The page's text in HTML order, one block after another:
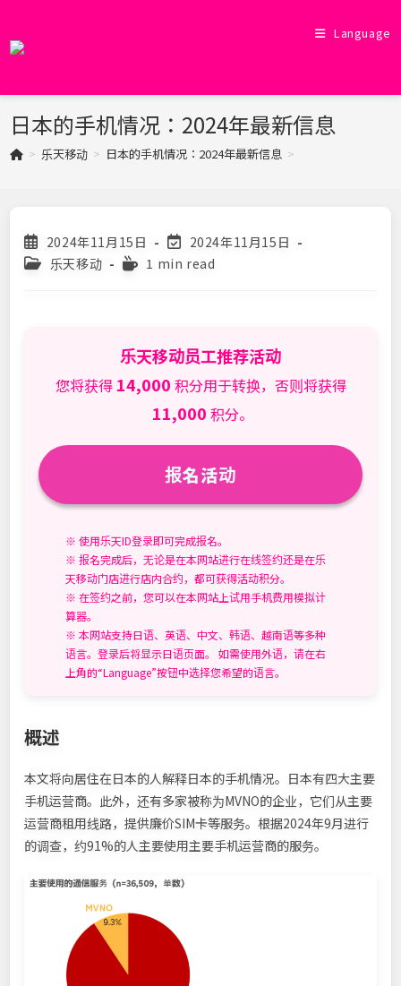
content
Language
日本的手机情况：2024年最新信息
> 乐天移动 > 日本的手机情况：2024年最新信息 >
Post
published:
2024年11月15日
Post
last
2024年11月15日
Post乐天移动
Reading
1 min read
乐天移动员工推荐活动
您将获得 14,000 积分用于转换，否则将获得
11,000 积分。
报名活动
※ 使用乐天ID登录即可完成报名。
※ 报名完成后，无论是在本网站进行在线签约还是在乐
天移动门店进行店内合约，都可获得活动积分。
※ 在签约之前，您可以在本网站上试用手机费用模拟计
算器。
※ 本网站支持日语、英语、中文、韩语、越南语等多种
语言。登录后将显示日语页面。 如需使用外语，请在右
上角的“Language”按钮中选择您希望的语言。
概述
本文将向居住在日本的人解释日本的手机情况。日本有四大主要
手机运营商。此外，还有多家被称为MVNO的企业，它们从主要
运营商租用线路，提供廉价SIM卡等服务。根据2024年9月进行
的调查，约91%的人主要使用主要手机运营商的服务。